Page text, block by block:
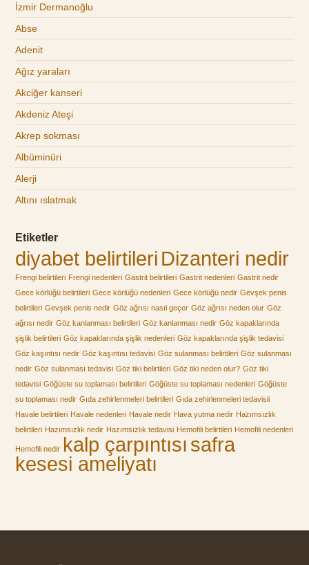
İzmir Dermanoğlu
Abse
Adenit
Ağız yaraları
Akciğer kanseri
Akdeniz Ateşi
Akrep sokması
Albüminüri
Alerji
Altını ıslatmak
Etiketler
diyabet belirtileri Dizanteri nedir
Frengi belirtileri Frengi nedenleri Gastrit belirtileri Gastrit nedenleri Gastrit nedir
Gece körlüğü belirtileri Gece körlüğü nedenleri Gece körlüğü nedir Gevşek penis
belirtileri Gevşek penis nedir Göz ağrısı nasıl geçer Göz ağrısı neden olur Göz
ağrısı nedir Göz kanlanması belirtileri Göz kanlanması nedir Göz kapaklarında
şişlik belirtileri Göz kapaklarında şişlik nedenleri Göz kapaklarında şişlik tedavisi
Göz kaşıntısı nedir Göz kaşıntısı tedavisi Göz sulanması belirtileri Göz sulanması
nedir Göz sulanması tedavisi Göz tiki belirtileri Göz tiki neden olur? Göz tiki
tedavisi Göğüste su toplaması belirtileri Göğüste su toplaması nedenleri Göğüste
su toplaması nedir Gıda zehirlenmeleri belirtileri Gıda zehirlenmeleri tedavisii
Havale belirtileri Havale nedenleri Havale nedir Hava yutma nedir Hazımsızlık
belirtileri Hazımsızlık nedir Hazımsızlık tedavisi Hemofili belirtileri Hemofili nedenleri
Hemofili nedir kalp çarpıntısı safra
kesesi ameliyatı